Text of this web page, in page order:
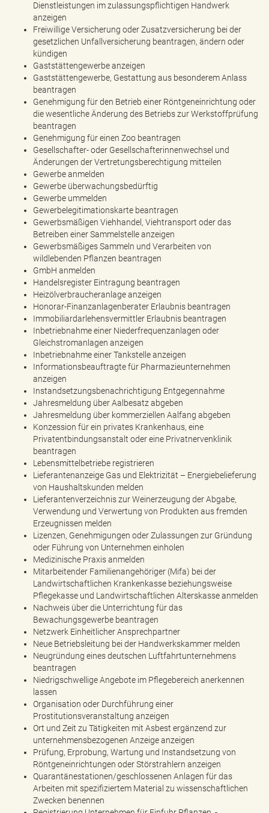
Dienstleistungen im zulassungspflichtigen Handwerk
anzeigen
Freiwillige Versicherung oder Zusatzversicherung bei der
gesetzlichen Unfallversicherung beantragen, ändern oder
kündigen
Gaststättengewerbe anzeigen
Gaststättengewerbe, Gestattung aus besonderem Anlass
beantragen
Genehmigung für den Betrieb einer Röntgeneinrichtung oder
die wesentliche Änderung des Betriebs zur Werkstoffprüfung
beantragen
Genehmigung für einen Zoo beantragen
Gesellschafter- oder Gesellschafterinnenwechsel und
Änderungen der Vertretungsberechtigung mitteilen
Gewerbe anmelden
Gewerbe überwachungsbedürftig
Gewerbe ummelden
Gewerbelegitimationskarte beantragen
Gewerbsmäßigen Viehhandel, Viehtransport oder das
Betreiben einer Sammelstelle anzeigen
Gewerbsmäßiges Sammeln und Verarbeiten von
wildlebenden Pflanzen beantragen
GmbH anmelden
Handelsregister Eintragung beantragen
Heizölverbraucheranlage anzeigen
Honorar-Finanzanlagenberater Erlaubnis beantragen
Immobiliardarlehensvermittler Erlaubnis beantragen
Inbetriebnahme einer Niederfrequenzanlagen oder
Gleichstromanlagen anzeigen
Inbetriebnahme einer Tankstelle anzeigen
Informationsbeauftragte für Pharmazieunternehmen
anzeigen
Instandsetzungsbenachrichtigung Entgegennahme
Jahresmeldung über Aalbesatz abgeben
Jahresmeldung über kommerziellen Aalfang abgeben
Konzession für ein privates Krankenhaus, eine
Privatentbindungsanstalt oder eine Privatnervenklinik
beantragen
Lebensmittelbetriebe registrieren
Lieferantenanzeige Gas und Elektrizität – Energiebelieferung
von Haushaltskunden melden
Lieferantenverzeichnis zur Weinerzeugung der Abgabe,
Verwendung und Verwertung von Produkten aus fremden
Erzeugnissen melden
Lizenzen, Genehmigungen oder Zulassungen zur Gründung
oder Führung von Unternehmen einholen
Medizinische Praxis anmelden
Mitarbeitender Familienangehöriger (Mifa) bei der
Landwirtschaftlichen Krankenkasse beziehungsweise
Pflegekasse und Landwirtschaftlichen Alterskasse anmelden
Nachweis über die Unterrichtung für das
Bewachungsgewerbe beantragen
Netzwerk Einheitlicher Ansprechpartner
Neue Betriebsleitung bei der Handwerkskammer melden
Neugründung eines deutschen Luftfahrtunternehmens
beantragen
Niedrigschwellige Angebote im Pflegebereich anerkennen
lassen
Organisation oder Durchführung einer
Prostitutionsveranstaltung anzeigen
Ort und Zeit zu Tätigkeiten mit Asbest ergänzend zur
unternehmensbezogenen Anzeige anzeigen
Prüfung, Erprobung, Wartung und Instandsetzung von
Röntgeneinrichtungen oder Störstrahlern anzeigen
Quarantänestationen/geschlossenen Anlagen für das
Arbeiten mit spezifiziertem Material zu wissenschaftlichen
Zwecken benennen